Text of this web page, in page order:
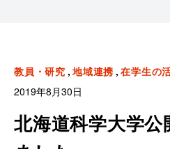
教員・研究 地域連携 在学生の
2019年8月30日
北海道科学大学公